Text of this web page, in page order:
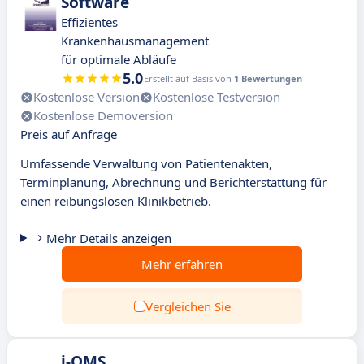
Effizientes
Krankenhausmanagement
für optimale Abläufe
5.0Erstellt auf Basis von 1 Bewertungen
Kostenlose Version
Kostenlose Testversion
Kostenlose Demoversion
Preis auf Anfrage
Umfassende Verwaltung von Patientenakten,
Terminplanung, Abrechnung und Berichterstattung für
einen reibungslosen Klinikbetrieb.
Mehr Details anzeigen
Mehr erfahren
Vergleichen Sie